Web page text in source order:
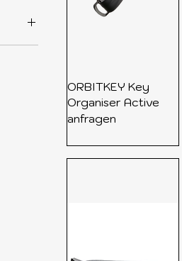
ORBITKEY Key
Organiser Active
anfragen